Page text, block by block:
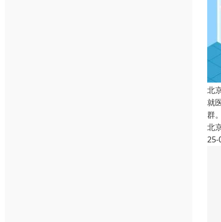
北
就
群
北
25-